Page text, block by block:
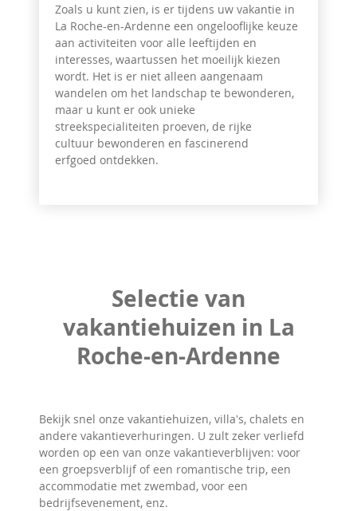
Zoals u kunt zien, is er tijdens uw vakantie in
La Roche-en-Ardenne een ongelooflijke keuze
aan activiteiten voor alle leeftijden en
interesses, waartussen het moeilijk kiezen
wordt. Het is er niet alleen aangenaam
wandelen om het landschap te bewonderen,
maar u kunt er ook unieke
streekspecialiteiten proeven, de rijke
cultuur bewonderen en fascinerend
erfgoed ontdekken.
Selectie van
vakantiehuizen in La
Roche-en-Ardenne
Bekijk snel onze vakantiehuizen, villa's, chalets en
andere vakantieverhuringen. U zult zeker verliefd
worden op een van onze vakantieverblijven: voor
een groepsverblijf of een romantische trip, een
accommodatie met zwembad, voor een
bedrijfsevenement, enz.